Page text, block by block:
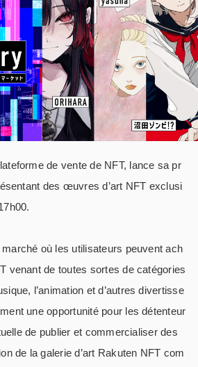
de vente de NFT, lance sa pr
des œuvres d’art NFT exclusi
où les utilisateurs peuvent ach
venant de toutes sortes de catégories
l’animation et d’autres divertisse
une opportunité pour les détenteur
de publier et commercialiser des
de la galerie d’art Rakuten NFT com